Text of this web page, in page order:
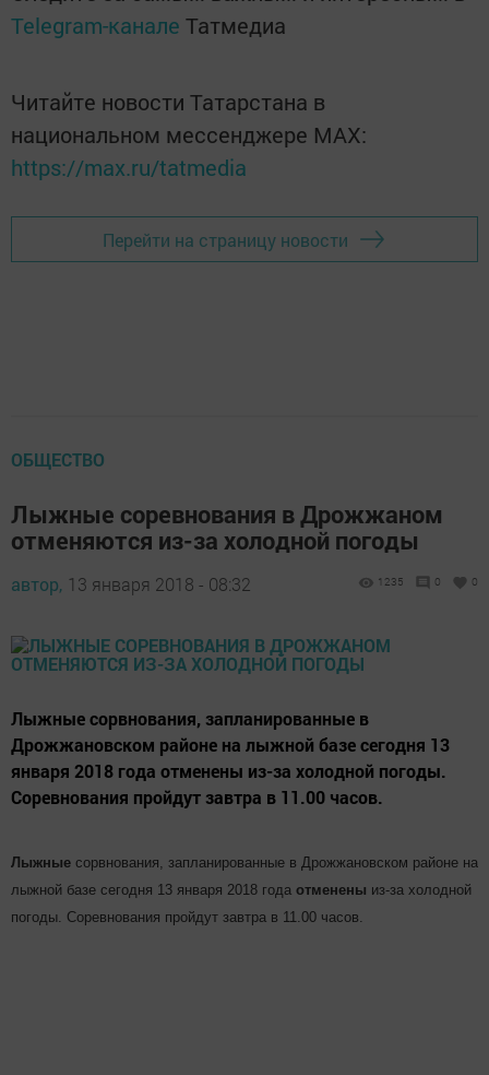
Telegram-канале Татмедиа
Читайте новости Татарстана в
национальном мессенджере MАХ:
https://max.ru/tatmedia
Перейти на страницу новости
ОБЩЕСТВО
Лыжные соревнования в Дрожжаном
отменяются из-за холодной погоды
автор, 13 января 2018 - 08:32 1235 0 0
Лыжные сорвнования, запланированные в
Дрожжановском районе на лыжной базе сегодня 13
января 2018 года отменены из-за холодной погоды.
Соревнования пройдут завтра в 11.00 часов.
Лыжные сорвнования, запланированные в Дрожжановском районе на
лыжной базе сегодня 13 января 2018 года отменены из-за холодной
погоды. Соревнования пройдут завтра в 11.00 часов.